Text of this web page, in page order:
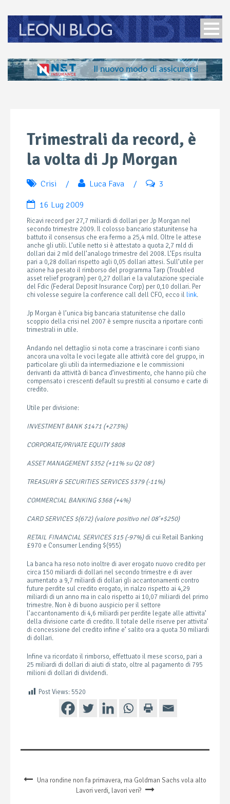
Trimestrali da record, è
la volta di Jp Morgan
Crisi / Luca Fava / 3
16 Lug 2009
Ricavi record per 27,7 miliardi di dollari per Jp Morgan nel
secondo trimestre 2009. Il colosso bancario statunitense ha
battuto il consensus che era fermo a 25,4 mld. Oltre le attese
anche gli utili. L’utile netto si è attestato a quota 2,7 mld di
dollari dai 2 mld dell’analogo trimestre del 2008. L’Eps risulta
pari a 0,28 dollari rispetto agli 0,05 dollari attesi. Sull’utile per
azione ha pesato il rimborso del programma Tarp (Troubled
asset relief program) per 0,27 dollari e la valutazione speciale
del Fdic (Federal Deposit Insurance Corp) per 0,10 dollari. Per
chi volesse seguire la conference call dell CFO, ecco il link.
Jp Morgan è l’unica big bancaria statunitense che dallo
scoppio della crisi nel 2007 è sempre riuscita a riportare conti
trimestrali in utile.
Andando nel dettaglio si nota come a trascinare i conti siano
ancora una volta le voci legate alle attività core del gruppo, in
particolare gli utili da intermediazione e le commissioni
derivanti da attività di banca d’investimento, che hanno più che
compensato i crescenti default su prestiti al consumo e carte di
credito.
Utile per divisione:
INVESTMENT BANK $1471 (+273%)
CORPORATE/PRIVATE EQUITY $808
ASSET MANAGEMENT $352 (+11% su Q2 08′)
TREASURY & SECURITIES SERVICES $379 (-11%)
COMMERCIAL BANKING $368 (+4%)
CARD SERVICES $(672) (valore positivo nel 08’+$250)
RETAIL FINANCIAL SERVICES $15 (-97%)di cui Retail Banking
£970 e Consumer Lending $(955)
La banca ha reso noto inoltre di aver erogato nuovo credito per
circa 150 miliardi di dollari nel secondo trimestre e di aver
aumentato a 9,7 miliardi di dollari gli accantonamenti contro
future perdite sul credito erogato, in rialzo rispetto ai 4,29
miliardi di un anno ma in calo rispetto ai 10,07 miliardi del primo
trimestre. Non è di buono auspicio per il settore
l’accantonamento di 4,6 miliardi per perdite legate alle attivita’
della divisione carte di credito. Il totale delle riserve per attivita’
di concessione del credito infine e’ salito ora a quota 30 miliardi
di dollari.
Infine va ricordato il rimborso, effettuato il mese scorso, pari a
25 miliardi di dollari di aiuti di stato, oltre al pagamento di 795
milioni di dollari di dividendi.
Post Views: 5520
Una rondine non fa primavera, ma Goldman Sachs vola alto
Lavori verdi, lavori veri?